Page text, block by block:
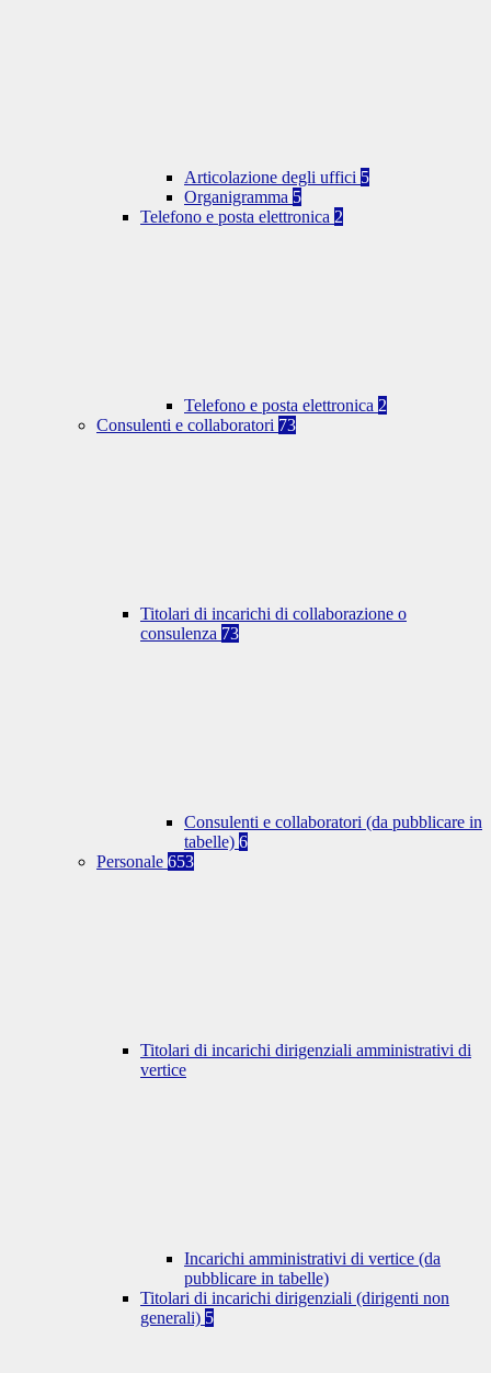
Articolazione degli uffici 5
Organigramma 5
Telefono e posta elettronica 2
Telefono e posta elettronica 2
Consulenti e collaboratori 73
Titolari di incarichi di collaborazione o
consulenza 73
Consulenti e collaboratori (da pubblicare in
tabelle) 6
Personale 653
Titolari di incarichi dirigenziali amministrativi di
vertice
Incarichi amministrativi di vertice (da
pubblicare in tabelle)
Titolari di incarichi dirigenziali (dirigenti non
generali) 5